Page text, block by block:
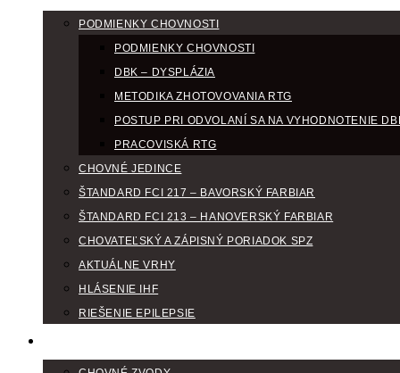
PODMIENKY CHOVNOSTI
PODMIENKY CHOVNOSTI
DBK – DYSPLÁZIA
METODIKA ZHOTOVOVANIA RTG
POSTUP PRI ODVOLANÍ SA NA VYHODNOTENIE
PRACOVISKÁ RTG
CHOVNÉ JEDINCE
ŠTANDARD FCI 217 – BAVORSKÝ FARBIAR
ŠTANDARD FCI 213 – HANOVERSKÝ FARBIAR
CHOVATEĽSKÝ A ZÁPISNÝ PORIADOK SPZ
AKTUÁLNE VRHY
HLÁSENIE IHF
RIEŠENIE EPILEPSIE